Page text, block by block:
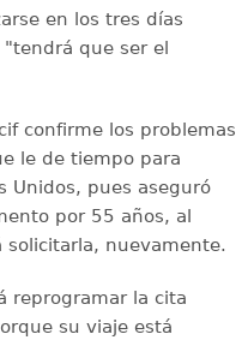
en los tres días
que ser el
confirme los problemas
le de tiempo para
Unidos, pues aseguró
por 55 años, al
solicitarla, nuevamente.
reprogramar la cita
su viaje está